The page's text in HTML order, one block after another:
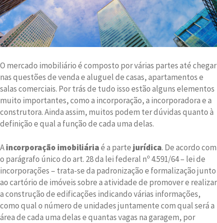
O mercado imobiliário é composto por várias partes até chegar
nas questões de venda e aluguel de casas, apartamentos e
salas comerciais. Por trás de tudo isso estão alguns elementos
muito importantes, como a incorporação, a incorporadora e a
construtora. Ainda assim, muitos podem ter dúvidas quanto à
definição e qual a função de cada uma delas.
Aincorporação imobiliáriaé a parte jurídica. De acordo com
o parágrafo único do art. 28 da lei federal nº 4.591/64 – lei de
incorporações – trata-se da padronização e formalização junto
ao cartório de imóveis sobre a atividade de promover e realizar
a construção de edificações indicando várias informações,
como qual o número de unidades juntamente com qual será a
área de cada uma delas e quantas vagas na garagem, por